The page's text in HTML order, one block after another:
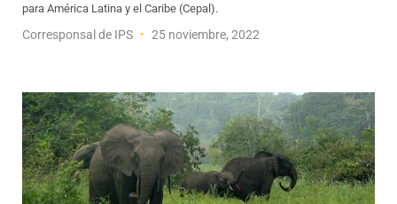
para América Latina y el Caribe (Cepal).
Corresponsal de IPS 25 noviembre, 2022